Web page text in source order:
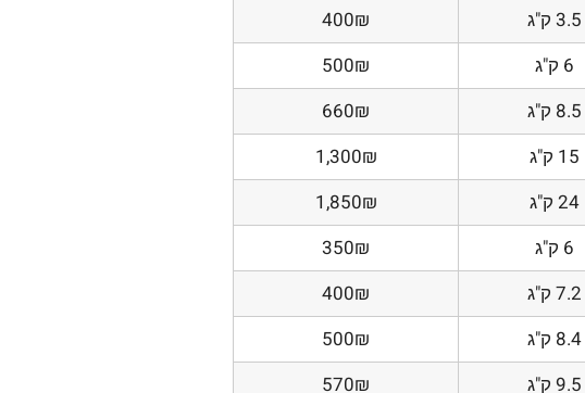
3.5 ק"ג
400₪
6 ק"ג
500₪
8.5 ק"ג
660₪
15 ק"ג
1,300₪
24 ק"ג
1,850₪
6 ק"ג
350₪
7.2 ק"ג
400₪
8.4 ק"ג
500₪
9.5 ק"ג 570₪